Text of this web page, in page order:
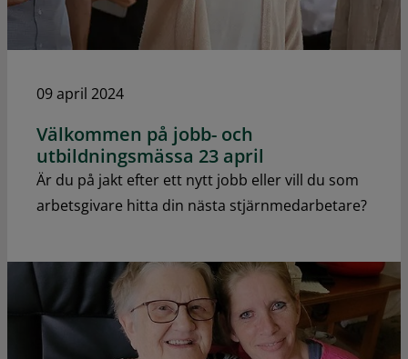
09 april 2024
Välkommen på jobb- och
utbildningsmässa 23 april
Är du på jakt efter ett nytt jobb eller vill du som
arbetsgivare hitta din nästa stjärnmedarbetare?